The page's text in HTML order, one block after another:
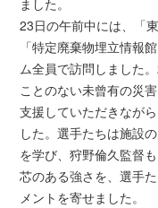
ました。
23日の午前中には、「
「特定廃棄物埋立情報
ム全員で訪問しました
ことのない未曾有の災
支援していただきなが
した。選手たちは施設
を学び、狩野倫久監督
芯のある強さを、選手
メントを寄せました。